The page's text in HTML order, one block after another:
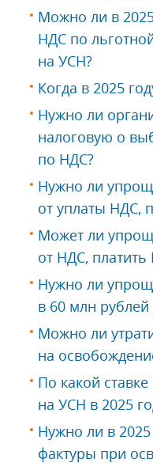
Можно ли в
НДС по
на УСН?
Когда в 2025
Нужно ли
налоговую о
по НДС?
Нужно ли
от уплаты НДС,
Может ли
от НДС, платить
Нужно ли
в 60 млн
Можно ли
на
По какой
на УСН в 2025
Нужно ли в
фактуры при